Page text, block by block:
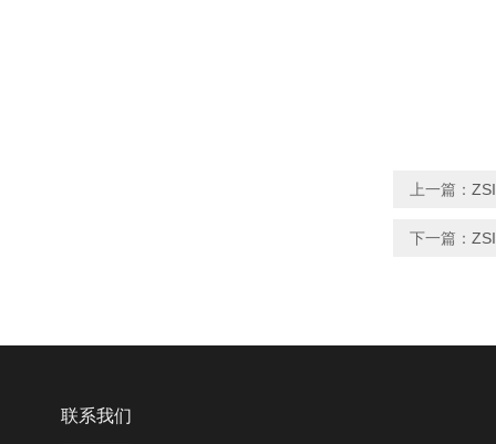
上一篇：
下一篇：
联系我们